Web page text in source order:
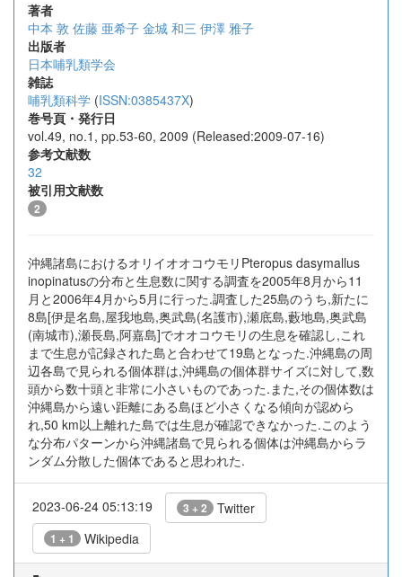
著者
中本 敦 佐藤 亜希子 金城 和三 伊澤 雅子
出版者
日本哺乳類学会
雑誌
哺乳類科学 (ISSN:0385437X)
巻号頁・発行日
vol.49, no.1, pp.53-60, 2009 (Released:2009-07-16)
参考文献数
32
被引用文献数
2
沖縄諸島におけるオリイオオコウモリPteropus dasymallus
inopinatusの分布と生息数に関する調査を2005年8月から11
月と2006年4月から5月に行った.調査した25島のうち,新たに
8島[伊是名島,屋我地島,奥武島(名護市),瀬底島,藪地島,奥武島
(南城市),瀬長島,阿嘉島]でオオコウモリの生息を確認し,これ
まで生息が記録された島と合わせて19島となった.沖縄島の周
辺各島で見られる個体群は,沖縄島の個体群サイズに対して,数
頭から数十頭と非常に小さいものであった.また,その個体数は
沖縄島から遠い距離にある島ほど小さくなる傾向が認めら
れ,50 km以上離れた島では生息が確認できなかった.このよう
な分布パターンから沖縄諸島で見られる個体は沖縄島からラ
ンダム分散した個体であると思われた.
2023-06-24 05:13:19 3 + 2 Twitter
1 + 1 Wikipedia